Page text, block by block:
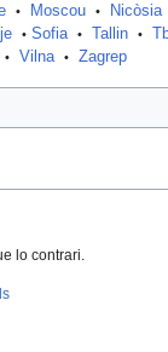
• Moscou • Nicòsia
• Sofia • Tallin •
• Vilna • Zagrep
lo contrari.